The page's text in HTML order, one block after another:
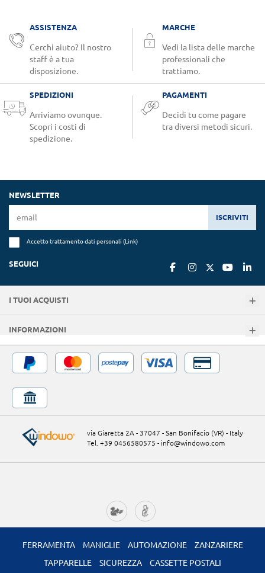
ASSISTENZA
Cerchi aiuto? Il nostro
staff è a tua
disposizione.
MARCHE
Vedi la lista delle marche
professionali che
trattiamo.
SPEDIZIONI
Arriviamo ovunque.
Scopri i costi di
spedizione.
PAGAMENTI
Decidi tu come pagare
tra diversi metodi sicuri.
NEWSLETTER
ISCRIVITI
Accetto trattamento dati personali (Link)
SEGUICI
I TUOI ACQUISTI
INFORMAZIONI
via Giaretta 2A - 37047 - San Bonifacio (VR) - Italy
Tel. +39 0456580575 - info@windowo.com
FERRAMENTA MANIGLIE AUTOMAZIONE
ZANZARIERE
TAPPARELLE
SICUREZZA CASSETTE POSTALI